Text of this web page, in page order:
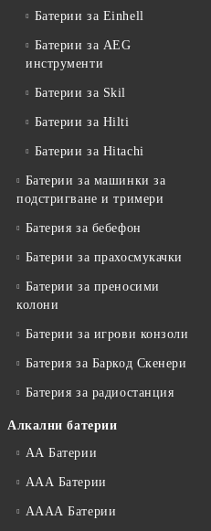
Батерии за Einhell
Батерии за AEG
инструменти
Батерии за Skil
Батерии за Hilti
Батерии за Hitachi
Батерии за машинки за
подстригване и тримери
Батерия за бебефон
Батерии за прахосмукачки
Батерии за преносими
колони
Батерии за игрови конзоли
Батерия за Баркод Скенери
Батерия за радиостанция
Алкални батерии
АА Батерии
ААА Батерии
АААА Батерии